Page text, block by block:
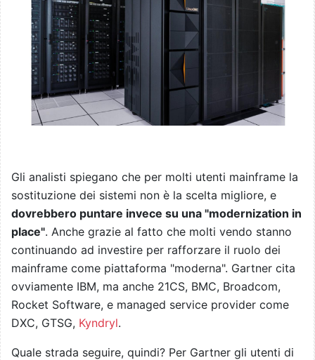
Gli analisti spiegano che per molti utenti mainframe la
sostituzione dei sistemi non è la scelta migliore, e
dovrebbero puntare invece su una "modernization in
place". Anche grazie al fatto che molti vendo stanno
continuando ad investire per rafforzare il ruolo dei
mainframe come piattaforma "moderna". Gartner cita
ovviamente IBM, ma anche 21CS, BMC, Broadcom,
Rocket Software, e managed service provider come
DXC, GTSG, Kyndryl.
Quale strada seguire, quindi? Per Gartner gli utenti di